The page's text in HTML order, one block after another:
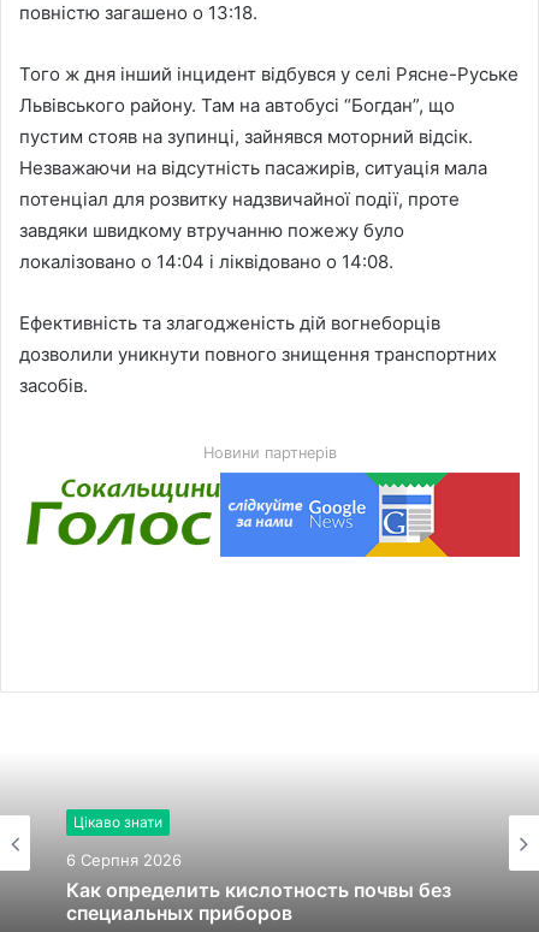
повністю загашено о 13:18.
Того ж дня інший інцидент відбувся у селі Рясне-Руське
Львівського району. Там на автобусі “Богдан”, що
пустим стояв на зупинці, зайнявся моторний відсік.
Незважаючи на відсутність пасажирів, ситуація мала
потенціал для розвитку надзвичайної події, проте
завдяки швидкому втручанню пожежу було
локалізовано о 14:04 і ліквідовано о 14:08.
Ефективність та злагодженість дій вогнеборців
дозволили уникнути повного знищення транспортних
засобів.
Новини партнерів
Цікаво знати
6 Серпня 2026
Как определить кислотность почвы без
специальных приборов